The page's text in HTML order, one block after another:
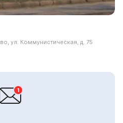
ул. Коммунистическая, д. 75